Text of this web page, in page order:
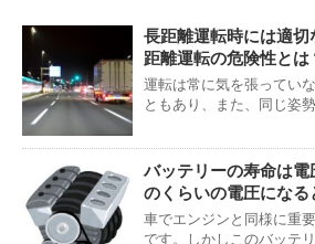
長距離運転時には適
距離運転の危険性とは
運転は常に気を張ってい
ともあり、また、同じ姿
バッテリーの寿命は
のくらいの電圧になる
車でエンジンと同様に重
です。しかしこのバッテ